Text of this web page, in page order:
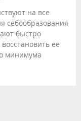
на все
себообразования
быстро
ее
минимума